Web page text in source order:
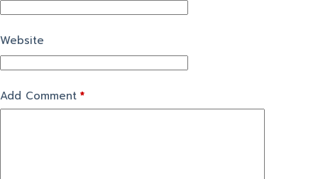
Website
Add Comment *